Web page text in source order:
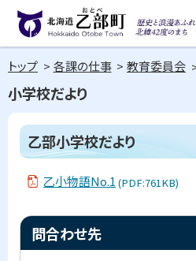
へ
メ
ニ
ュ
北海道乙部町
Hokkaido Otobe Town
歴史と
浪漫あ
北緯42
ち
トップ 各課の仕事 教育委員会
小学校だより
ペ
ー
ジ
内
目
乙
部
乙部小学校だより
乙小物語No.1 (PDF:761KB)
ト
ッ
問合わせ先